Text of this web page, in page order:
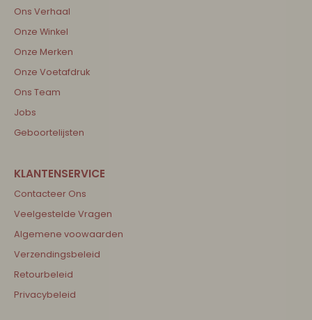
Ons Verhaal
Onze Winkel
Onze Merken
Onze Voetafdruk
Ons Team
Jobs
Geboortelijsten
Contacteer Ons
Veelgestelde Vragen
Algemene voowaarden
Verzendingsbeleid
Retourbeleid
Privacybeleid